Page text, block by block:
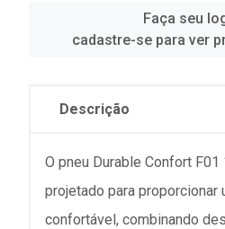
Faça seu
cadastre-se para ver
Descrição
O pneu Durable Confort
projetado para proporcionar
confortável, combinando